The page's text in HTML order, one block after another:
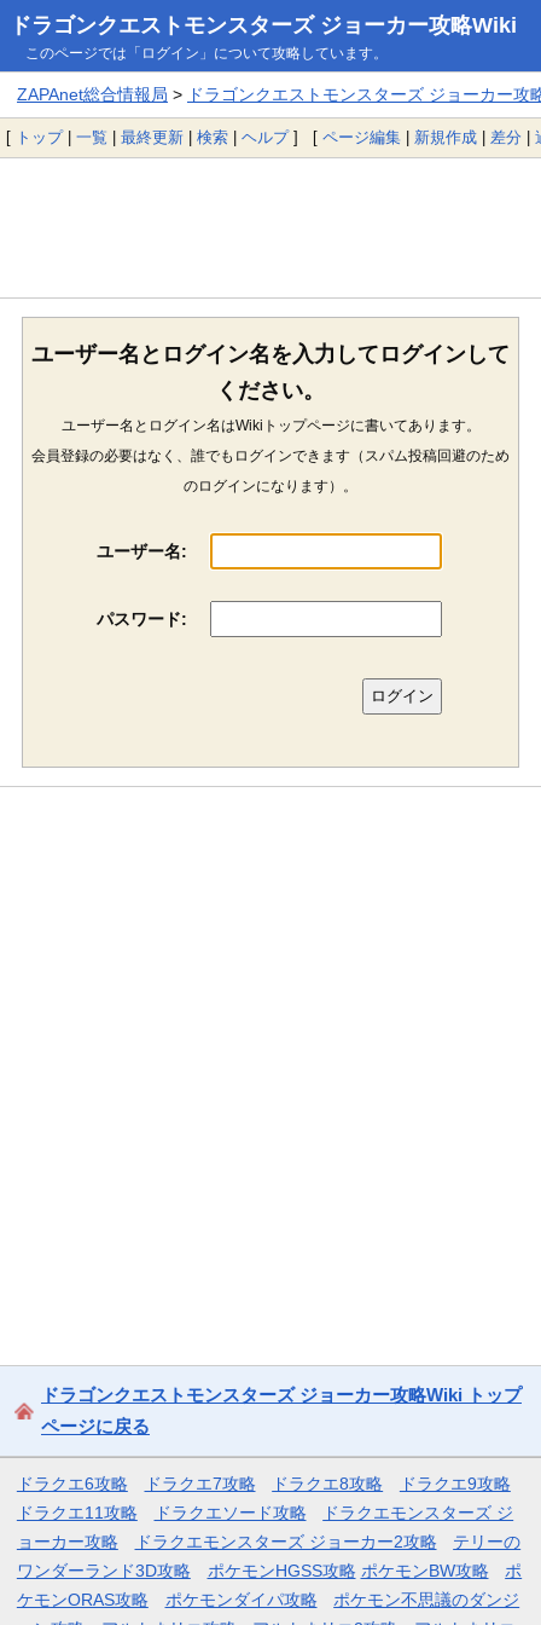
ドラゴンクエストモンスターズ ジョーカー攻略Wiki
このページでは「ログイン」について攻略しています。
ZAPAnet総合情報局 > ドラゴンクエストモンスターズ ジョーカー攻
[ トップ| 一覧 | 最終更新 | 検索 | ヘルプ] [ ページ編集 | 新規作成 | 差分 |
ユーザー名とログイン名を入力してログインして
ください。
ユーザー名とログイン名はWikiトップページに書いてあります。
会員登録の必要はなく、誰でもログインできます（スパム投稿回避のため
のログインになります）。
ユーザー名:
パスワード:
ドラゴンクエストモンスターズ ジョーカー攻略Wiki トップ
ページに戻る
ドラクエ6攻略 ドラクエ7攻略 ドラクエ8攻略
ドラクエ9攻略
ドラクエ11攻略
ドラクエソード攻略
ドラクエモンスターズ ジ
ョーカー攻略
ドラクエモンスターズ ジョーカー2攻略
テリーの
ワンダーランド3D攻略
ポケモンHGSS攻略 ポケモンBW攻略
ポ
ケモンORAS攻略
ポケモンダイパ攻略
ポケモン不思議のダンジ